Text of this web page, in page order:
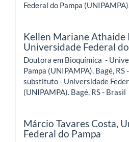
Federal do Pampa
Kellen Mariane Athaide
Universidade Federal
Doutora em Bioquímica -
Pampa (UNIPAMPA). Bagé,
substituto - Universidade
(UNIPAMPA). Bagé, RS - Brasil
Márcio Tavares Costa,
Federal do Pampa